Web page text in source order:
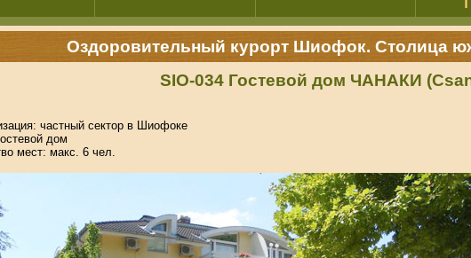
Оздоровительный курорт Шиофок. Столица
SIO-034 Гостевой дом ЧАНАКИ
частный сектор в Шиофоке
дом
мест: макс. 6 чел.